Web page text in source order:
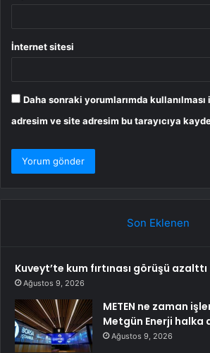
İnternet sitesi
Daha sonraki yorumlarımda kullanılması
adresim ve site adresim bu tarayıcıya
Son Eklenen
Kuveyt’te kum fırtınası görüşü azalttı
Ağustos 9, 2026
METEN ne zaman
Metgün Enerji halka
Ağustos 9, 2026